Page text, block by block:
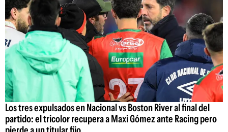
Los tres expulsados en Nacional vs Boston River al final del
partido: el tricolor recupera a Maxi Gómez ante Racing pero